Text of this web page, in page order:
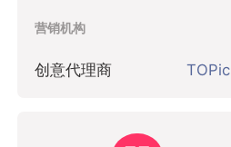
营销机构
创意代理商 TOPic